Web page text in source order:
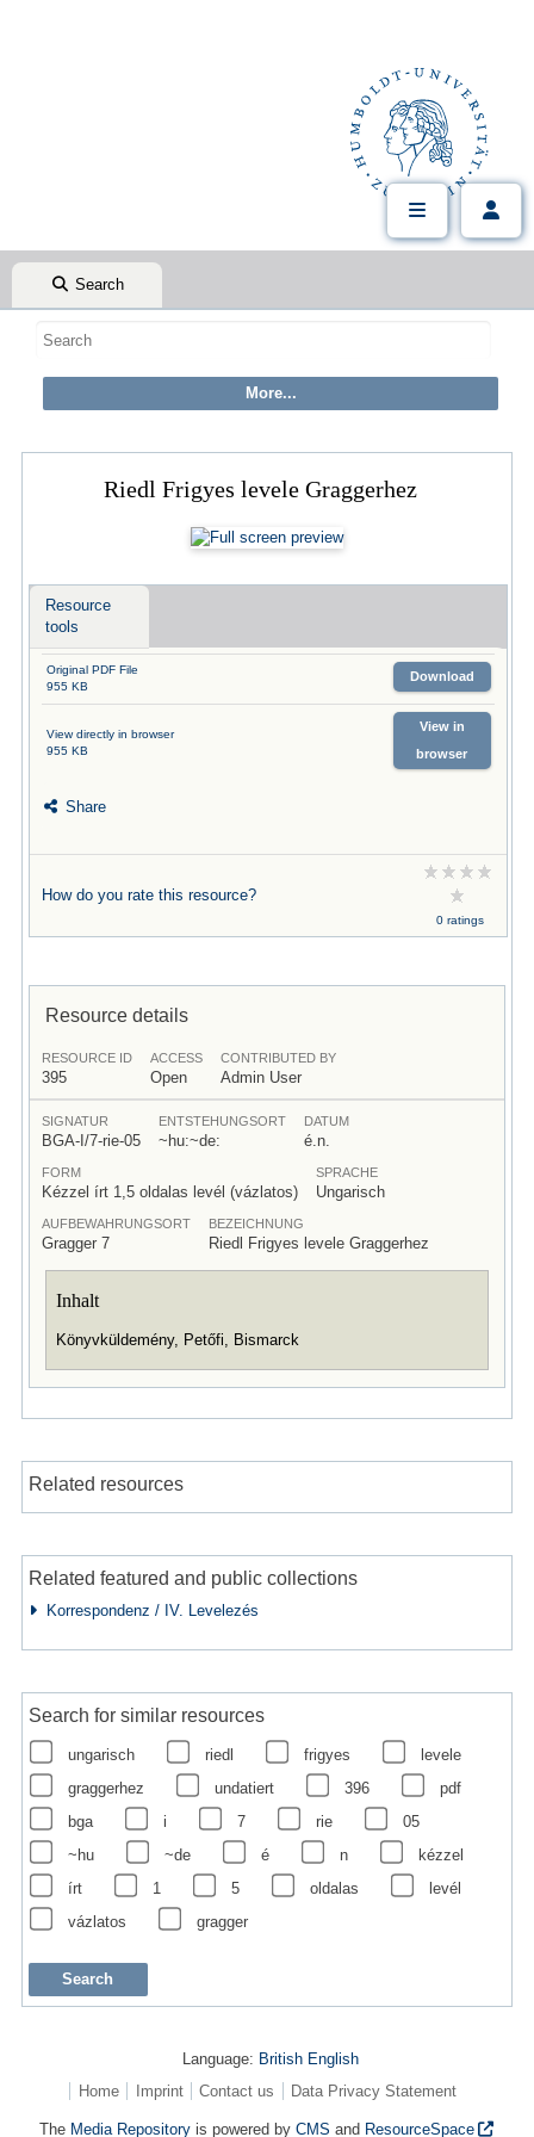
Search
Riedl Frigyes levele Graggerhez
Resource
tools
Original PDF File
955 KB
Download
View directly in browser
955 KB
View in
browser
Share
How do you rate this resource?
0 ratings
Resource details
RESOURCE ID
395
ACCESS
Open
CONTRIBUTED BY
Admin User
SIGNATUR
BGA-I/7-rie-05
ENTSTEHUNGSORT
~hu:~de:
DATUM
é.n.
FORM
Kézzel írt 1,5 oldalas levél (vázlatos)
SPRACHE
Ungarisch
AUFBEWAHRUNGSORT
Gragger 7
BEZEICHNUNG
Riedl Frigyes levele Graggerhez
Inhalt
Könyvküldemény, Petőfi, Bismarck
Related resources
Related featured and public collections
Korrespondenz / IV. Levelezés
Search for similar resources
ungarisch riedl frigyes
levele
graggerhez
undatiert 396
pdf
bga
i 7 rie
05
~hu
~de é n
kézzel
írt
1 5 oldalas
levél
vázlatos
gragger
Language: British English
Home
Imprint Contact us Data Privacy Statement
The Media Repository is powered byCMS and ResourceSpace